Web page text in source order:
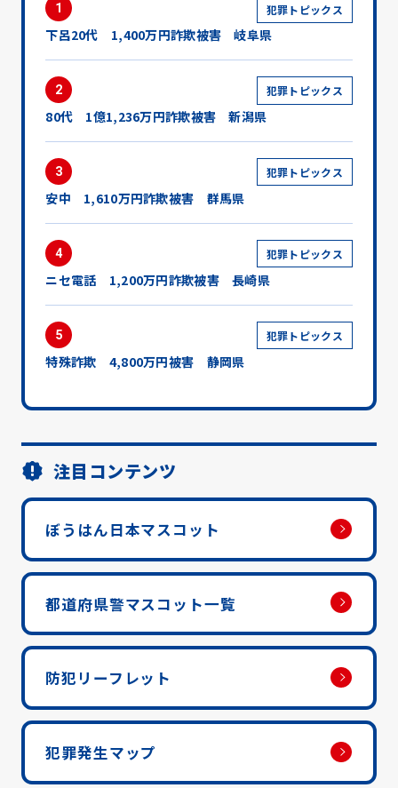
1 犯罪トピックス
下呂20代 1,400万円詐欺被害 岐阜県
2 犯罪トピックス
80代 1億1,236万円詐欺被害 新潟県
3 犯罪トピックス
安中 1,610万円詐欺被害 群馬県
4 犯罪トピックス
ニセ電話 1,200万円詐欺被害 長崎県
5 犯罪トピックス
特殊詐欺 4,800万円被害 静岡県
注目コンテンツ
ぼうはん日本マスコット
都道府県警マスコット一覧
防犯リーフレット
犯罪発生マップ